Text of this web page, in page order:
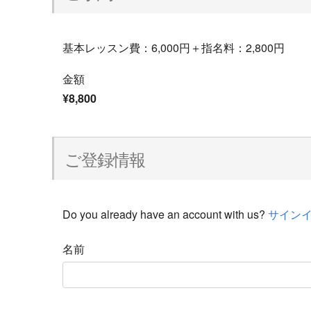
基本レッスン費：6,000円＋指名料：2,800円
金額
¥8,800
ご登録情報
Do you already have an account with us? サイン
名前